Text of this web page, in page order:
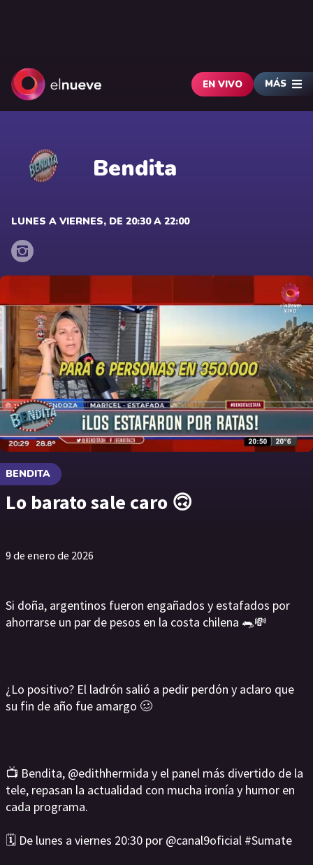
EN VIVO MÁS
Bendita
LUNES A VIERNES, DE 20:30 A 22:00
BENDITA
Lo barato sale caro 🙃
9 de enero de 2026
Si doña, argentinos fueron engañados y estafados por
ahorrarse un par de pesos en la costa chilena 🐀💸
¿Lo positivo? El ladrón salió a pedir perdón y aclaro que
su fin de año fue amargo 🥴
📺 Bendita, @edithhermida y el panel más divertido de la
tele, repasan la actualidad con mucha ironía y humor en
cada programa.
🗓️ De lunes a viernes 20:30 por @canal9oficial #Sumate